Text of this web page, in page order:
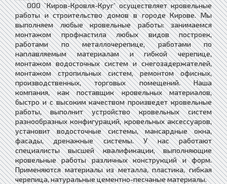
ООО `Киров-Кровля-Круг` осуществляет кровельные
работы и строительство домов в городе Кирове. Мы
выполняем любые кровельные работы: занимаемся
монтажом профнастила любых видов построек,
работами по металлочерепице, работами по
наплавляемым материалам и гибкой черепице,
монтажом водосточных систем и снегозадержателей,
монтажом стропильных систем, ремонтом офисных,
производственных, торговых помещений. Наша
компания, как поставщик кровельных материалов,
быстро и с высоким качеством произведет кровельные
работы, выполнит устройство кровельных систем
разнообразных конфигураций, кровельных аксессуаров,
установит водосточные системы, мансардные окна,
фасады, дренажные системы. У нас работают
специалисты высшей квалификации, выполняющие
кровельные работы различных конструкций и форм.
Применяются материалы из металла, пластика, гибкая
черепица, натуральные цементно-песчаные материалы.